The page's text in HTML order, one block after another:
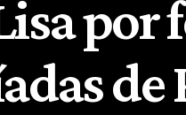
por
de